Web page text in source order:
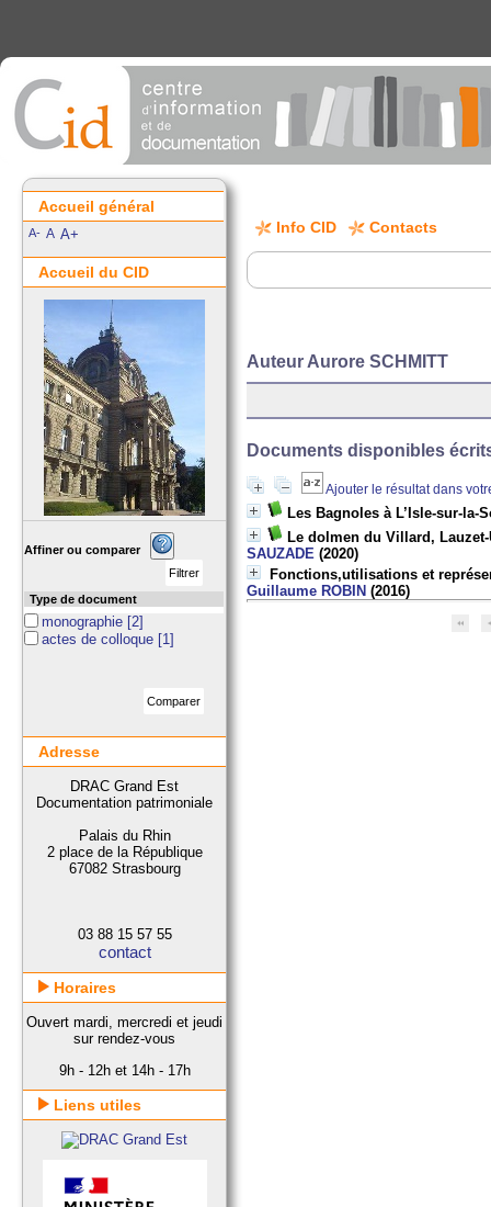
Info CID Contacts
Auteur Aurore SCHMITT
Documents disponibles
Ajouter le résultat dans
Les Bagnoles à L’Isle-sur-
Le dolmen du Villard,
SAUZADE (2020)
Fonctions,utilisations et
Guillaume ROBIN (2016)
Accueil général
A- A A+
Accueil du CID
Affiner ou comparer
Type de document
monographie [2]
actes de colloque [1]
Adresse
DRAC Grand Est
Documentation patrimoniale
Palais du Rhin
2 place de la République
67082 Strasbourg
03 88 15 57 55
contact
Horaires
Ouvert mardi, mercredi et jeudi
sur rendez-vous
9h - 12h et 14h - 17h
Liens utiles